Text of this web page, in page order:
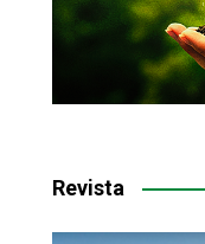
Revista